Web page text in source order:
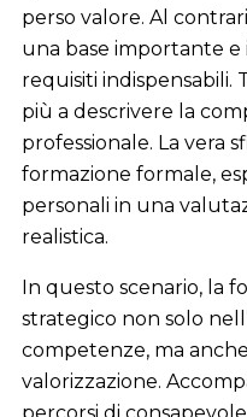
perso valore. Al
una base importante
requisiti indispensabili.
più a descrivere la
professionale. La vera
formazione formale,
personali in una
realistica.
In questo scenario, la
strategico non solo
competenze, ma
valorizzazione.